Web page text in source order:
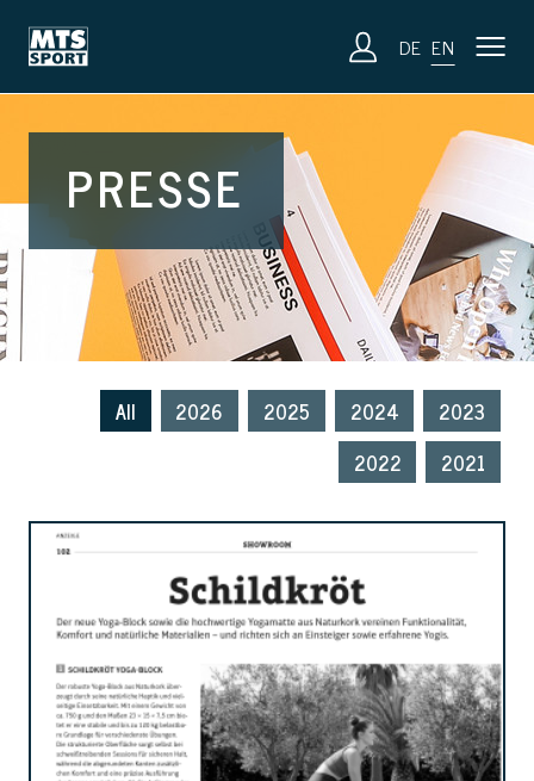
DE EN
PRESSE
All 2026 2025 2024
2023
2022
2021